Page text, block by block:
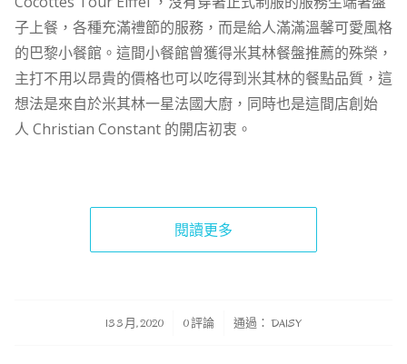
子上餐，各種充滿禮節的服務，而是給人滿滿溫馨可愛風格
的巴黎小餐館。這間小餐館曾獲得米其林餐盤推薦的殊榮，
主打不用以昂貴的價格也可以吃得到米其林的餐點品質，這
想法是來自於米其林一星法國大廚，同時也是這間店創始
人 Christian Constant 的開店初衷。
閱讀更多
13 3 月, 2020
/ 0 評論 通過： DAISY